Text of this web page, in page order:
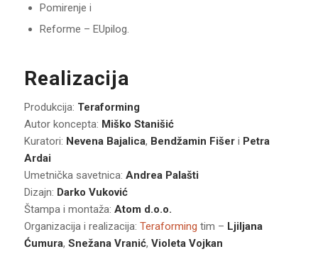
Pomirenje i
Reforme – EUpilog.
Realizacija
Produkcija: Teraforming
Autor koncepta: Miško Stanišić
Kuratori: Nevena Bajalica, Bendžamin Fišeri Petra
Ardai
Umetnička savetnica: Andrea Palašti
Dizajn: Darko Vuković
Štampa i montaža: Atom d.o.o.
Organizacija i realizacija: Teraforming tim – Ljiljana
Ćumura, Snežana Vranić, Violeta Vojkan